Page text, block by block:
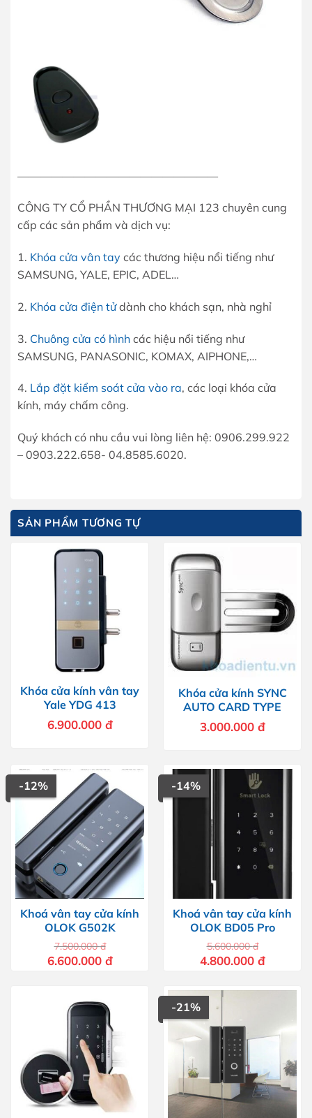
——————————————————
CÔNG TY CỔ PHẦN THƯƠNG MẠI 123 chuyên cung
cấp các sản phẩm và dịch vụ:
1. Khóa cửa vân tay các thương hiệu nổi tiếng như
SAMSUNG, YALE, EPIC, ADEL…
2. Khóa cửa điện tửdành cho khách sạn, nhà nghỉ
3. Chuông cửa có hình các hiệu nổi tiếng như
SAMSUNG, PANASONIC, KOMAX, AIPHONE,…
4. Lắp đặt kiểm soát cửa vào ra, các loại khóa cửa
kính, máy chấm công.
Quý khách có nhu cầu vui lòng liên hệ: 0906.299.922
– 0903.222.658- 04.8585.6020.
SẢN PHẨM TƯƠNG TỰ
Khóa cửa kính vân tay
Yale YDG 413
6.900.000 đ
Khóa cửa kính SYNC
AUTO CARD TYPE
3.000.000 đ
-12%
Khoá vân tay cửa kính
OLOK G502K
7.500.000đ
Giá
gốc
6.600.000 đGiá
hiện
6.600.000 đ.
-14%
Khoá vân tay cửa kính
OLOK BD05 Pro
5.600.000đ
Giá
gốc
4.800.000 đGiá
hiện
-21%